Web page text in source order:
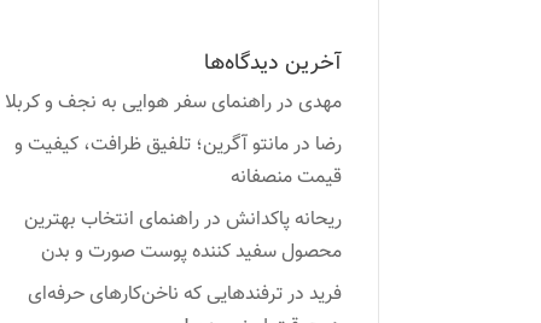
آخرین دیدگاه‌ها
مهدی درراهنمای سفر هوایی به نجف و کربلا
رضا درمانتو آگرین؛ تلفیق ظرافت، کیفیت و
قیمت منصفانه
ریحانه پاکدانش درراهنمای انتخاب بهترین
محصول سفید کننده پوست صورت و بدن
فرید درترفندهایی که ناخن‌کارهای حرفه‌ای